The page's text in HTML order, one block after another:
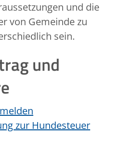
und die
von Gemeinde zu
sein.
und
zur Hundesteuer